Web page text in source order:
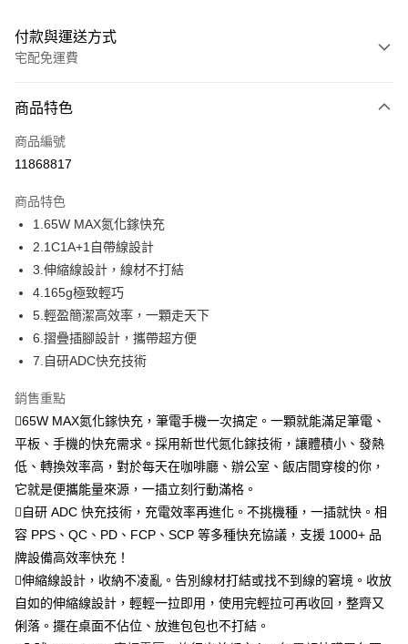
付款與運送方式
宅配免運費
全家線上支付
運送方式
本島宅配-活動商品
免運費
離島宅配-常溫商品
免運費
商品特色
商品編號
11868817
商品特色
1.65W MAX氮化鎵快充
2.1C1A+1自帶線設計
3.伸縮線設計，線材不打結
4.165g極致輕巧
5.輕盈簡潔高效率，一顆走天下
6.摺疊插腳設計，攜帶超方便
7.自研ADC快充技術
銷售重點
65W MAX氮化鎵快充，筆電手機一次搞定。一顆就能滿足筆電、
平板、手機的快充需求。採用新世代氮化鎵技術，讓體積小、發熱
低、轉換效率高，對於每天在咖啡廳、辦公室、飯店間穿梭的你，
它就是便攜能量來源，一插立刻行動滿格。
自研 ADC 快充技術，充電效率再進化。不挑機種，一插就快。相
容 PPS、QC、PD、FCP、SCP 等多種快充協議，支援 1000+ 品
牌設備高效率快充！
伸縮線設計，收納不凌亂。告別線材打結或找不到線的窘境。收放
自如的伸縮線設計，輕輕一拉即用，使用完輕拉可再收回，整齊又
俐落。擺在桌面不佔位、放進包包也不打結。